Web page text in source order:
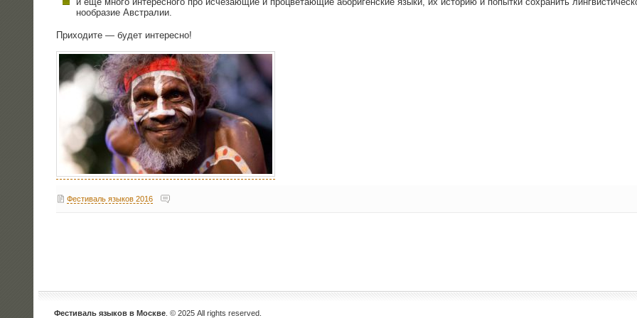
но­об­ра­зие Австралии.
При­хо­ди­те — будет интересно!
Фестиваль языков 2016
Фестиваль языков в Москве. © 2025 All rights reserved.